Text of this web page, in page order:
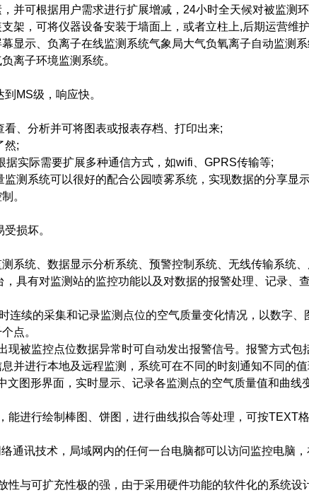
并可根据用户需求进行扩展增减，24小时全天候对被监测
架，可将仪器设备安装于墙面上，或者立柱上,后期运营维护
显示、负离子在线监测系统气象局大气负氧离子自动监测
离子环境监测系统。
MS级，响应快。
、分析并可将图表或报表存档、打印出来;
然;
实际需要扩展多种通信方式，如wifi、GPRS传输等;
测系统可以很好的配合公园喷雾系统，实现数据的分享显
。
损坏。
系统、数据显示分析系统、预警控制系统、无线传输系统
具有对监测站的监控功能以及对数据的报警处理、记录、
连续的采集和记录监测点位的空气质量变化情况，以数字
点。
现被监控点位数据异常时可自动发出报警信号。报警方式
并进行本地及远程监测，系统可在不同的时刻通知不同的
图形界面，实时显示、记录各监测点的空气质量值和曲线
能进行绘制棒图、饼图，进行曲线拟合等处理，可按TEXT
通讯技术，局域网内的任何一台电脑都可以访问监控电脑
性与可扩充性极的强，由于采用硬件功能的软件化的系统